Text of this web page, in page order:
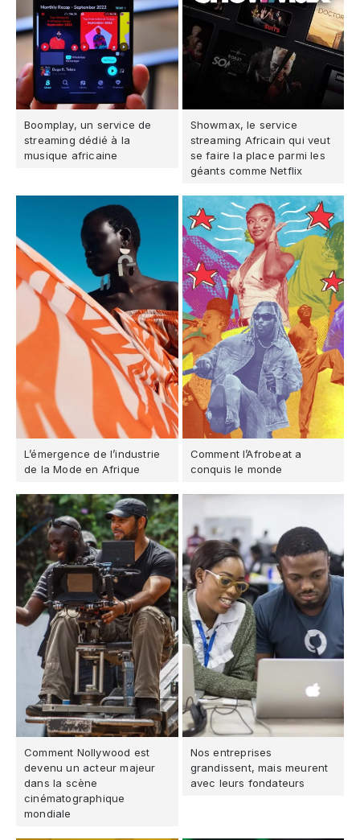
Boomplay, un service de
streaming dédié à la
musique africaine
Showmax, le service
streaming Africain qui veut
se faire la place parmi les
géants comme Netflix
L’émergence de l’industrie
de la Mode en Afrique
Comment l’Afrobeat a
conquis le monde
Comment Nollywood est
devenu un acteur majeur
dans la scène
cinématographique
mondiale
Nos entreprises
grandissent, mais meurent
avec leurs fondateurs